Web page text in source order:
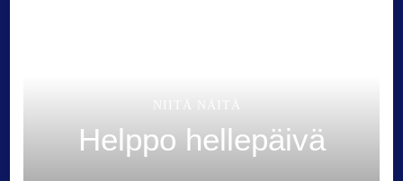
NIITÄ NÄITÄ
Helppo hellepäivä